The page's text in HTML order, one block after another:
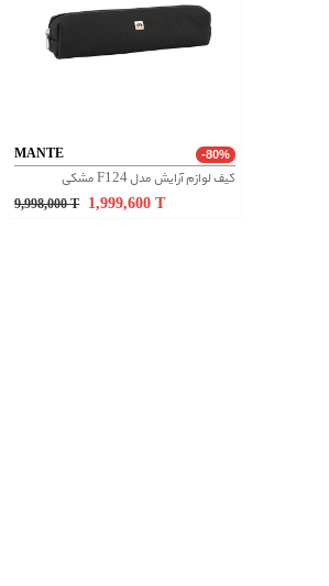
MANTE -80%
کیف لوازم آرایش مدل F124 مشکی
9,998,000 T 1,999,600